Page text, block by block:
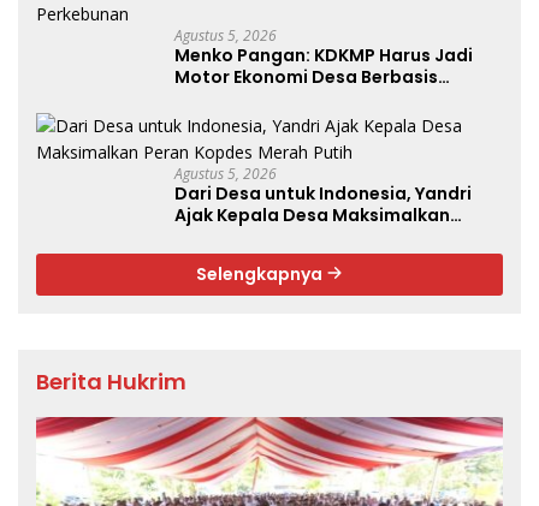
Agustus 5, 2026
Menko Pangan: KDKMP Harus Jadi
Motor Ekonomi Desa Berbasis
Perikanan dan Perkebunan
Agustus 5, 2026
Dari Desa untuk Indonesia, Yandri
Ajak Kepala Desa Maksimalkan
Selengkapnya
Berita Hukrim